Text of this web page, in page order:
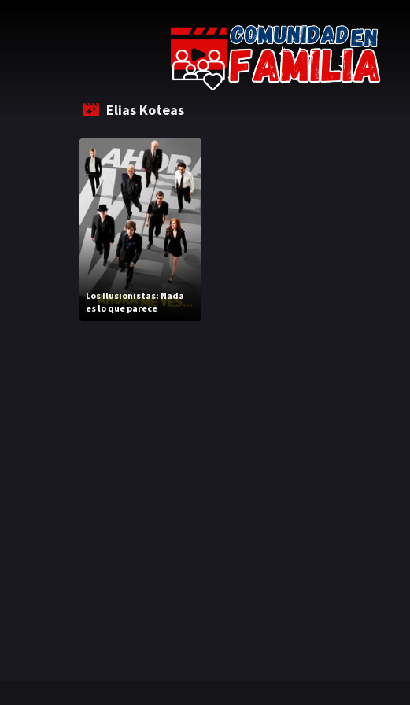
Elias Koteas
Los Ilusionistas: Nada
es lo que parece